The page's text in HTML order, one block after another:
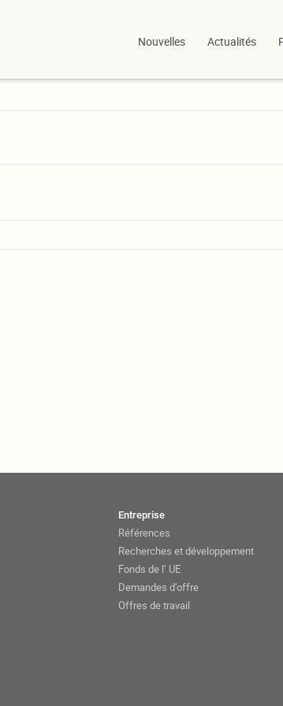
Nouvelles Actualités
Entreprise
Références
Recherches et développement
Fonds de l’ UE
Demandes d’offre
Offres de travail